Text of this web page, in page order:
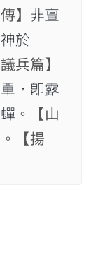
】 非亶
於
兵篇】
，卽露
。
【山
【揚